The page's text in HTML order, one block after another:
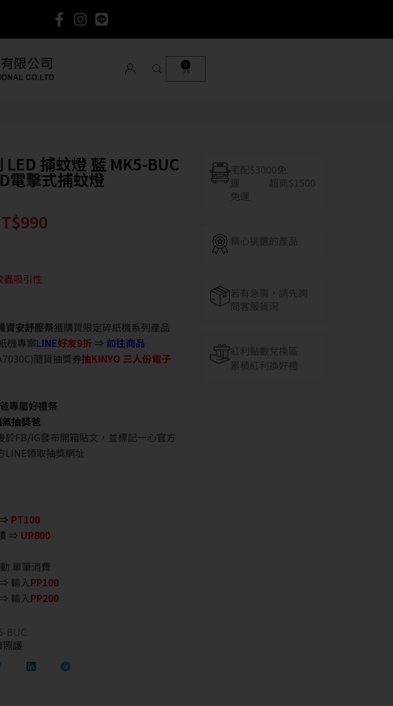
0
LED 捕蚊燈 藍 MK5-BUC
電擊式捕蚊燈
990
蟲吸引性
資安舒壓祭獲購買限定碎紙機系列產品
機專案LINE好友9折 ⇒ 前往商品
隨貨抽獎券抽KINYO 三人份電子
專屬好禮祭
抽獎爸
於FB/IG發布開箱貼文，並標記一心官方
LINE領取抽獎網址
PT100
⇒ UR800
單筆消費
輸入PP100
輸入PP200
BUC
照護
宅配$3000免
運 超商$1500
免運
精心挑選的產品
若有急需，請先詢
問客服貨況
紅利點數兌換區
累積紅利換好禮